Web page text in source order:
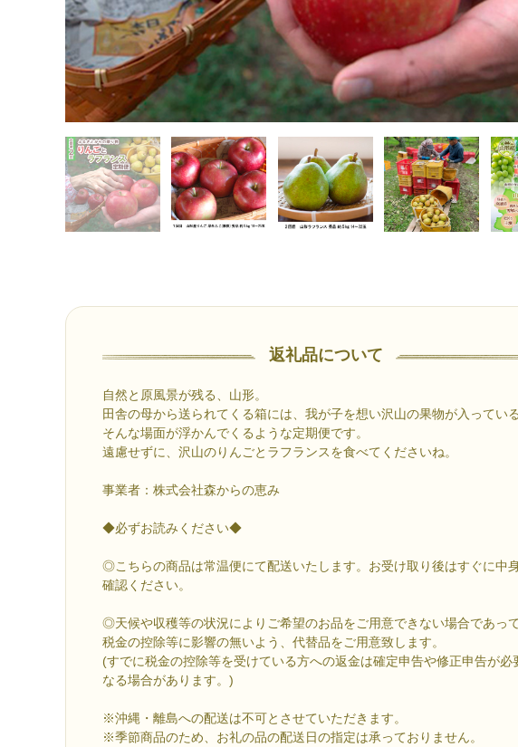
返礼品について
自然と原風景が残る、山形。
田舎の母から送られてくる箱には、我が子を想い沢山の果物が入っている
そんな場面が浮かんでくるような定期便です。
遠慮せずに、沢山のりんごとラフランスを食べてくださいね。
事業者：株式会社森からの恵み
◆必ずお読みください◆
◎こちらの商品は常温便にて配送いたします。お受け取り後はすぐに中
確認ください。
◎天候や収穫等の状況によりご希望のお品をご用意できない場合であって
税金の控除等に影響の無いよう、代替品をご用意致します。
(すでに税金の控除等を受けている方への返金は確定申告や修正申告が必
なる場合があります。)
※沖縄・離島への配送は不可とさせていただきます。
※季節商品のため、お礼の品の配送日の指定は承っておりません。